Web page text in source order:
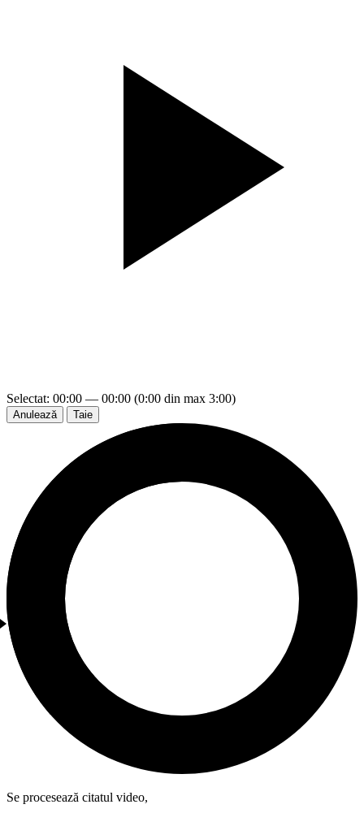
Selectat: 00:00 — 00:00 (0:00 din max 3:00)
Anulează Taie
Se procesează citatul video,